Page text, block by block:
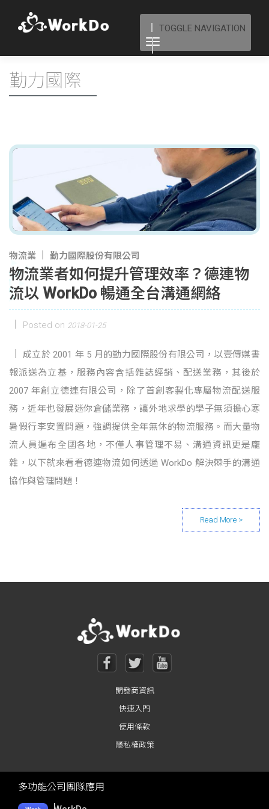
TOGGLE NAVIGATION
勤力國際
物流業 勤力國際股份有限公司
物流業者如何提升管理效率？德連物
流以 WorkDo 暢通全台溝通網絡
Posted on 2018-01-25
成立於 2001 年 5 月的勤力國際股份有限公司，以壹傳媒書
報派送為立基，服務內容含括雜誌經銷、配送業務，其後於
2007 年創立德連有限公司，除了首創客製化專屬物流配送服
務，近年也發展迷你倉儲業務，讓外地求學的學子無須擔心寒
暑假行李安置問題，強調提供全年無休的物流服務。而大量物
流人員遍布全國各地，不僅人事管理不易、溝通資訊更是龐
雜，以下就來看看德連物流如何透過 WorkDo 解決棘手的溝通
協作與管理問題！
Posts navigation
開發商資訊
快速入門
使用條款
隱私權政策
多功能公司團隊應用